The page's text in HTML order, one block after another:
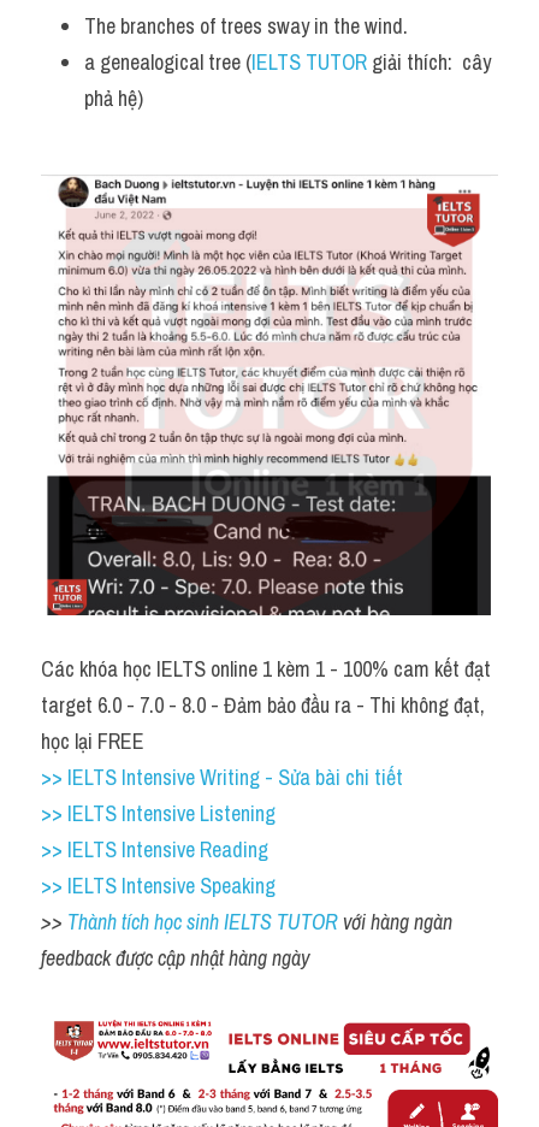
The branches of trees sway in the wind.
a genealogical tree (IELTS TUTOR giải thích:  cây
phả hệ)
Các khóa học IELTS online 1 kèm 1 - 100% cam kết đạt
target 6.0 - 7.0 - 8.0 - Đảm bảo đầu ra - Thi không đạt,
học lại FREE
>> IELTS Intensive Writing - Sửa bài chi tiết
>> IELTS Intensive Listening
>> IELTS Intensive Reading
>> IELTS Intensive Speaking
>> Thành tích học sinh IELTS TUTOR với hàng ngàn
feedback được cập nhật hàng ngày